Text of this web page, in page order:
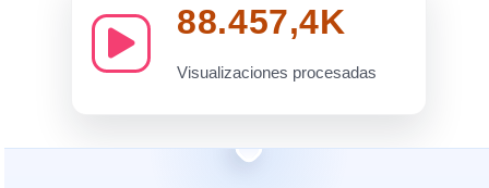
88.457,4K
Visualizaciones procesadas